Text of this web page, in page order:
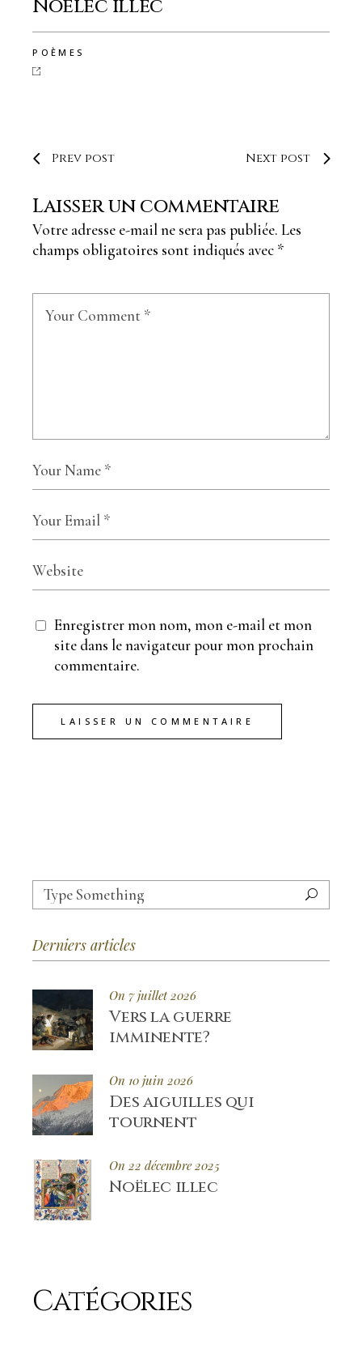
Noëlec illec
POÈMES
Prev post Next post
Laisser un commentaire
Votre adresse e-mail ne sera pas publiée. Les
champs obligatoires sont indiqués avec *
Enregistrer mon nom, mon e-mail et mon
site dans le navigateur pour mon prochain
commentaire.
LAISSER UN COMMENTAIRE
Search
for:
Derniers articles
On 7 juillet 2026
Vers la guerre
imminente?
On 10 juin 2026
Des aiguilles qui
tournent
On 22 décembre 2025
Noëlec illec
Catégories